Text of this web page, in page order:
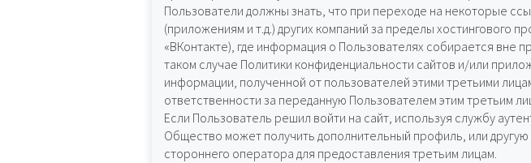
Пользователи должны знать, что при переходе на некоторые
(приложениям и т.д.) других компаний за пределы хостингового
«ВКонтакте), где информация о Пользователях собирается вне
таком случае Политики конфиденциальности сайтов и/или
информации, полученной от пользователей этими третьими
ответственности за переданную Пользователем этим третьим
Если Пользователь решил войти на сайт, используя службу
Общество может получить дополнительный профиль, или
стороннего оператора для предоставления третьим лицам.